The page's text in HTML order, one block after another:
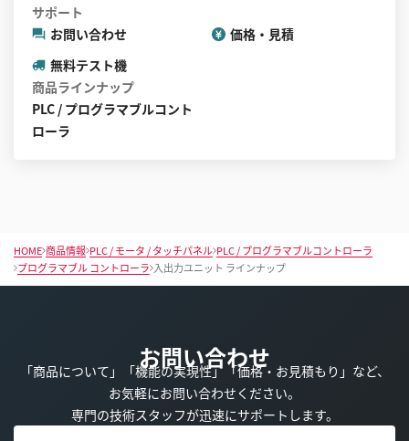
サポート
お問い合わせ
価格・見積
無料テスト機
商品ラインナップ
PLC / プログラマブルコント
ローラ
HOME 商品情報 PLC / モータ / タッチパネル PLC / プログラマブルコントローラ
プログラマブル コントローラ 入出力ユニット ラインナップ
お問い合わせ
「商品について」「機能の実現性」「価格・お見積もり」など、
お気軽にお問い合わせください。
専門の技術スタッフが迅速にサポートします。